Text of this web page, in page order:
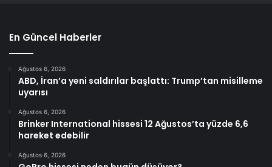
En Güncel Haberler
Ağustos 6, 2026
ABD, İran’a yeni saldırılar başlattı: Trump’tan misilleme
uyarısı
Ağustos 6, 2026
Brinker International hissesi 12 Ağustos’ta yüzde 6,6
hareket edebilir
Ağustos 6, 2026